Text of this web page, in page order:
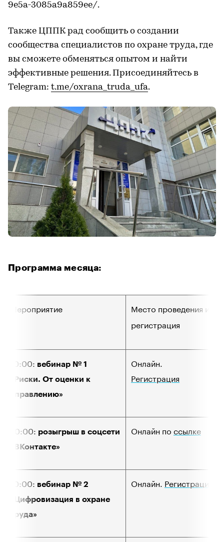
9e5a-3085a9a859ee/.
Также ЦППК рад сообщить о создании
сообщества специалистов по охране труда, где
вы сможете обменяться опытом и найти
эффективные решения. Присоединяйтесь в
Telegram: t.me/oxrana_truda_ufa.
Программа месяца:
Мероприятие
Место проведения и
регистрация
10:00: вебинар № 1
«Риски. От оценки к
управлению»
Онлайн.
Регистрация
20:00: розыгрыш в соцсети
«ВКонтакте»
Онлайн по ссылке
10:00: вебинар № 2
«Цифровизация в охране
труда»
Онлайн. Регистрация